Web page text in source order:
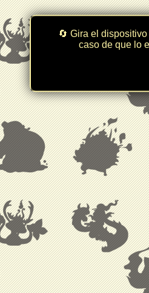
🔄 Gira el
caso de que lo